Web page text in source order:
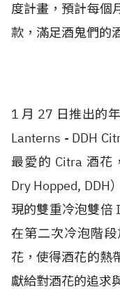
度計畫，預計每個
款，滿足酒鬼們的
1 月 27 日推出的
Lanterns - DDH
最愛的 Citra 酒花
Dry Hopped, DDH
現的雙重冷泡雙倍
在第二次冷泡階
花，使得酒花的熱
獻給對酒花的追求